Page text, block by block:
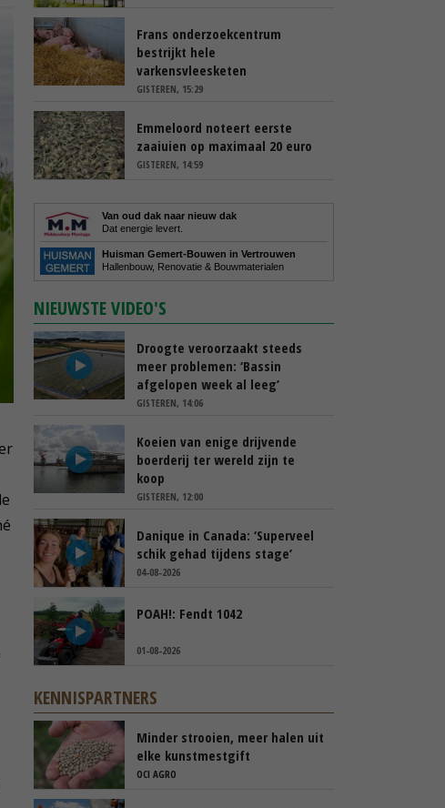
Frans onderzoekcentrum
bestrijkt hele
varkensvleesketen
GISTEREN, 15:29
Emmeloord noteert eerste
zaaiuien op maximaal 20 euro
GISTEREN, 14:59
Van oud dak naar nieuw dak
Dat energie levert.
Huisman Gemert-Bouwen in Vertrouwen
Hallenbouw, Renovatie & Bouwmaterialen
NIEUWSTE VIDEO'S
Droogte veroorzaakt steeds
meer problemen: ‘Bassin
afgelopen week al leeg’
GISTEREN, 14:06
Koeien van enige drijvende
boerderij ter wereld zijn te
koop
GISTEREN, 12:00
Danique in Canada: ‘Superveel
schik gehad tijdens stage’
04-08-2026
POAH!: Fendt 1042
01-08-2026
KENNISPARTNERS
Minder strooien, meer halen uit
elke kunstmestgift
OCI AGRO